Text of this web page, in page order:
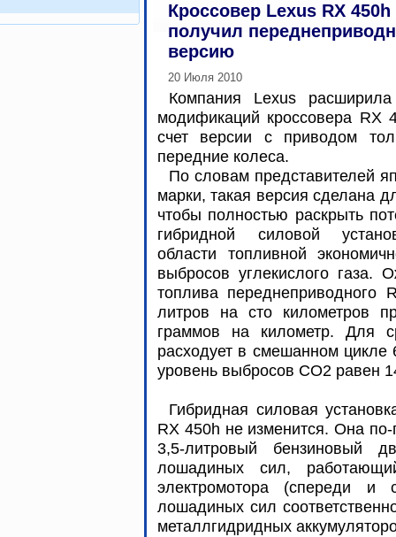
Кроссовер Lexus RX 450h
получил
версию
20 Июля 2010
Компания Lexus
модификаций кроссовера RX
счет версии с приводом
передние колеса.
По словам представителей
марки, такая версия сделана
чтобы полностью раскрыть
гибридной силовой
области топливной
выбросов углекислого газа.
топлива переднеприводного
литров на сто километров
граммов на километр. Для
расходует в смешанном
уровень выбросов CO2 равен
Гибридная силовая
RX 450h не изменится. Она
3,5-литровый бензиновый
лошадиных сил,
электромотора (спереди
лошадиных сил
металлгидридных